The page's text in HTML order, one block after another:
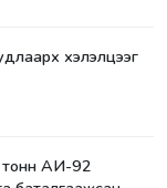
хэлэлцээг
тонн АИ-92